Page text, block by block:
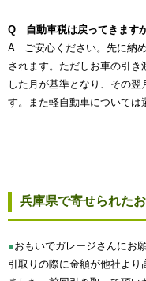
Q 自動車税は戻ってきます
A ご安心ください。先に納
されます。ただしお車の引
した月が基準となり、その
す。また軽自動車については
兵庫県で寄せられた
●おもいでガレージさんにお
引取りの際に金額が他社より